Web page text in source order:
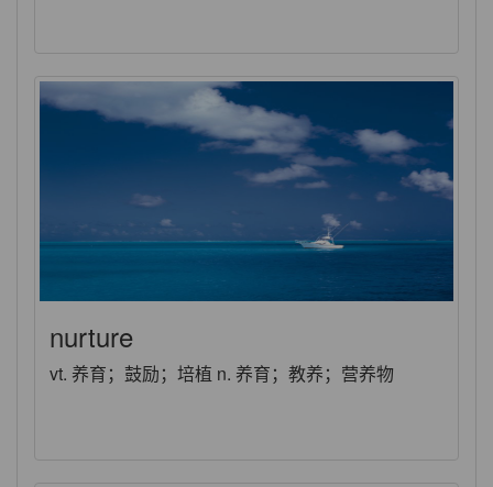
nurture
vt. 养育；鼓励；培植 n. 养育；教养；营养物